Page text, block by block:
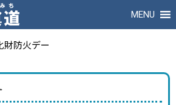
MENU
財防火デー